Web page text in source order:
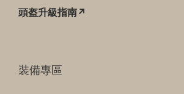
頭盔升級指南↗
裝備專區